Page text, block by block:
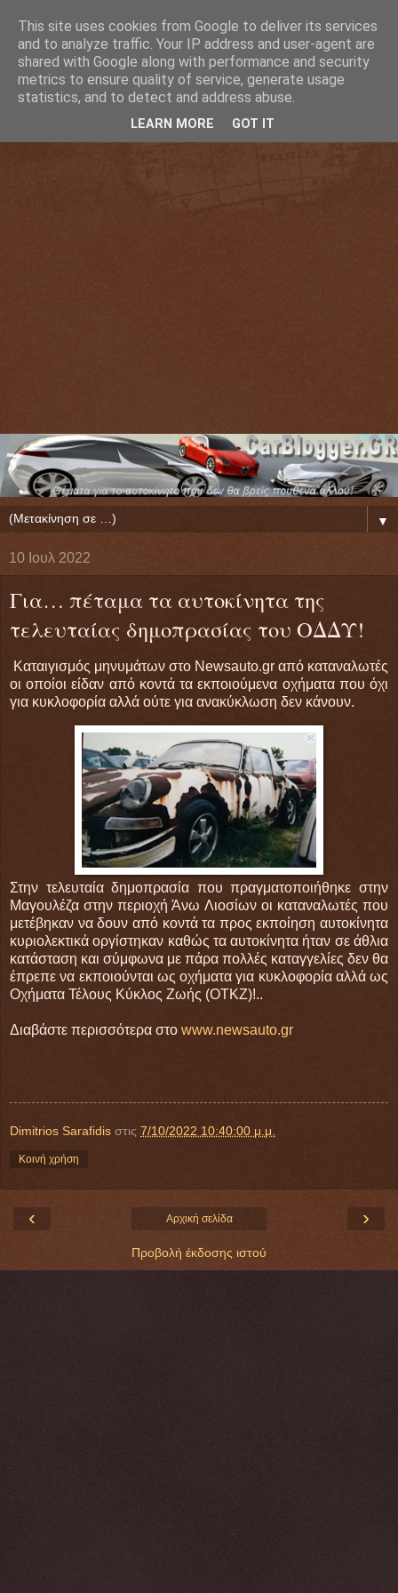
▼
10 Ιουλ 2022
Για… πέταμα τα αυτοκίνητα της
τελευταίας δημοπρασίας του ΟΔΔΥ!
Καταιγισμός μηνυμάτων στο Newsauto.gr από καταναλωτές
οι οποίοι είδαν από κοντά τα εκποιούμενα οχήματα που όχι
για κυκλοφορία αλλά ούτε για ανακύκλωση δεν κάνουν.
Στην τελευταία δημοπρασία που πραγματοποιήθηκε στην
Μαγουλέζα στην περιοχή Άνω Λιοσίων οι καταναλωτές που
μετέβηκαν να δουν από κοντά τα προς εκποίηση αυτοκίνητα
κυριολεκτικά οργίστηκαν καθώς τα αυτοκίνητα ήταν σε άθλια
κατάσταση και σύμφωνα με πάρα πολλές καταγγελίες δεν θα
έπρεπε να εκποιούνται ως οχήματα για κυκλοφορία αλλά ως
Οχήματα Τέλους Κύκλος Ζωής (ΟΤΚΖ)!..
Διαβάστε περισσότερα στο www.newsauto.gr
Dimitrios Sarafidis στις 7/10/2022 10:40:00 μ.μ.
Κοινή χρήση
‹ ›
Αρχική σελίδα
Προβολή έκδοσης ιστού
This site uses cookies from Google to deliver its services
and to analyze traffic. Your IP address and user-agent are
shared with Google along with performance and security
metrics to ensure quality of service, generate usage
statistics, and to detect and address abuse.
LEARN MORE GOT IT